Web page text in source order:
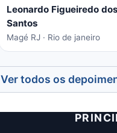
Leonardo Figueiredo dos
Santos
Magé RJ · Rio de janeiro
Ver todos os